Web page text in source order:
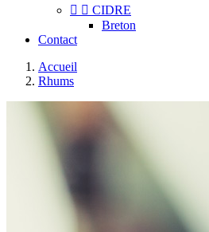
  CIDRE
Breton
Contact
Accueil
Rhums